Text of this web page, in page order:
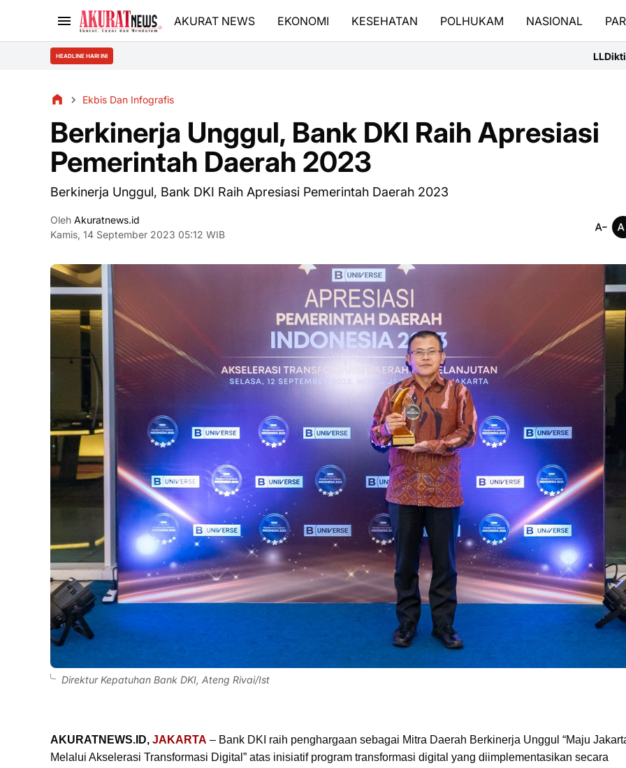
AKURAT NEWS EKONOMI KESEHATAN POLHUKAM NASIONAL
HEADLINE HARI INI LLDikti III Terjunkan
Ekbis Dan Infografis
Berkinerja Unggul, Bank DKI Raih Apresiasi
Pemerintah Daerah 2023
Berkinerja Unggul, Bank DKI Raih Apresiasi Pemerintah Daerah 2023
Oleh Akuratnews.id
Kamis, 14 September 2023 05:12 WIB
Direktur Kepatuhan Bank DKI, Ateng Rivai/Ist
AKURATNEWS.ID, JAKARTA – Bank DKI raih penghargaan sebagai Mitra Daerah Berkinerja Unggul “Maju
Melalui Akselerasi Transformasi Digital” atas inisiatif program transformasi digital yang diimplementasikan secara